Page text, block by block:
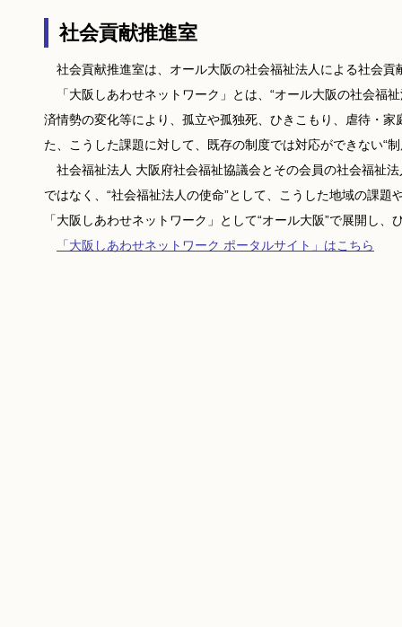
社会貢献推進室
社会貢献推進室は、オール大阪の社会福祉法人による社会
「大阪しあわせネットワーク」とは、“オール大阪の社会福
済情勢の変化等により、孤立や孤独死、ひきこもり、虐待・
た、こうした課題に対して、既存の制度では対応ができない“
社会福祉法人 大阪府社会福祉協議会とその会員の社会福祉
ではなく、“社会福祉法人の使命”として、こうした地域の課
「大阪しあわせネットワーク」として“オール大阪”で展開し
「大阪しあわせネットワーク ポータルサイト」はこちら